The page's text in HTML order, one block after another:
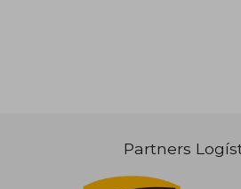
Partners